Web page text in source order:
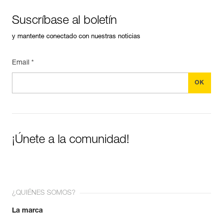
Suscríbase al boletín
y mantente conectado con nuestras noticias
Email *
¡Únete a la comunidad!
¿QUIÉNES SOMOS?
La marca